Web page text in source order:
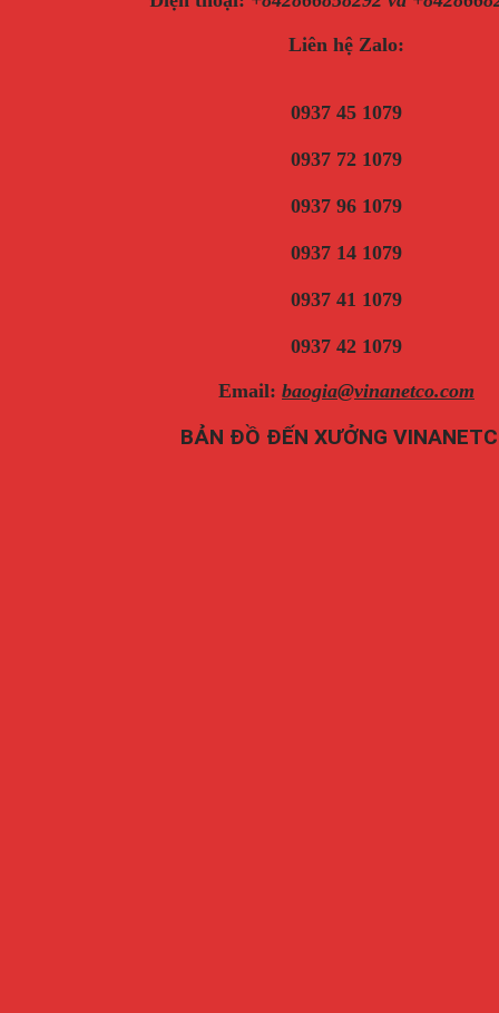
Liên hệ Zalo:
0937 45 1079
0937 72 1079
0937 96 1079
0937 14 1079
0937 41 1079
0937 42 1079
Email: baogia@vinanetco.com
BẢN ĐỒ ĐẾN XƯỞNG